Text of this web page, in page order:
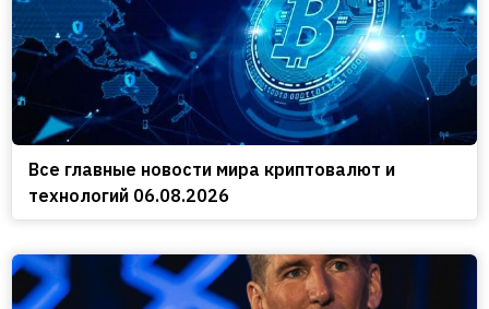
Все главные новости мира криптовалют и
технологий 06.08.2026